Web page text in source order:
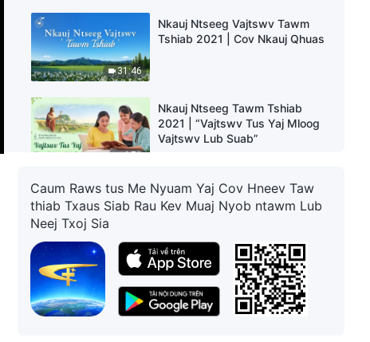
31:46
Nkauj Ntseeg Vajtswv Tawm
Tshiab 2021 | Cov Nkauj Qhuas
4:51
Nkauj Ntseeg Tawm Tshiab
2021 | “Vajtswv Tus Yaj Mloog
Vajtswv Lub Suab”
3:29
Nkauj Ntseeg Tawm Tshiab
2021 | “Vajtswv Muaj Txoj Kev
Nkauj Ntseeg Tawm Tshiab
2021 | “Tus Tswv Tsim Muaj
Siab Dawb Paug Rau Noob Neej
Caum Raws tus Me Nyuam Yaj Cov Hneev Taw
thiab Txaus Siab Rau Kev Muaj Nyob ntawm Lub
Neej Txoj Sia